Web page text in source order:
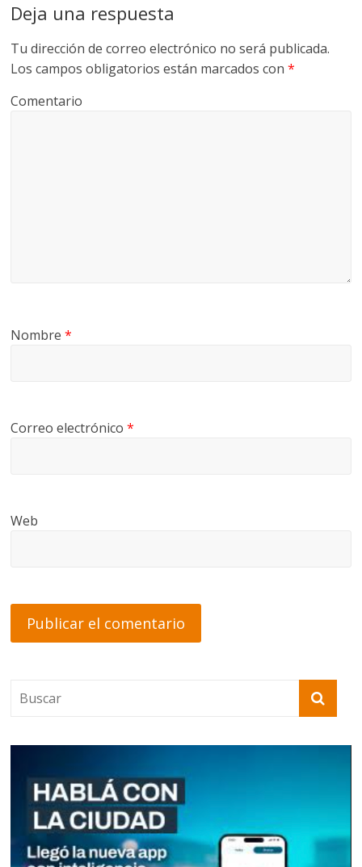
Deja una respuesta
Tu dirección de correo electrónico no será publicada.
Los campos obligatorios están marcados con*
Comentario
Nombre*
Correo electrónico*
Web